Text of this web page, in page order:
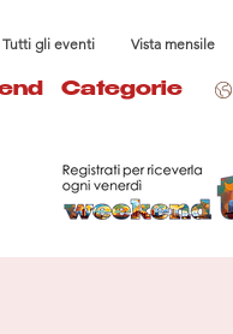
Tutti gli eventi Vista mensile
Categorie